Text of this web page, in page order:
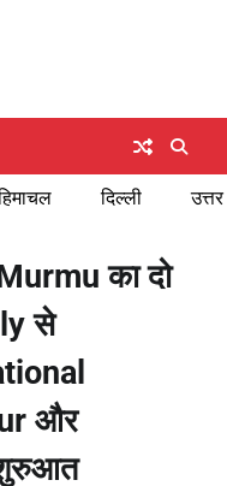
दिल्ली
का दो
से
और